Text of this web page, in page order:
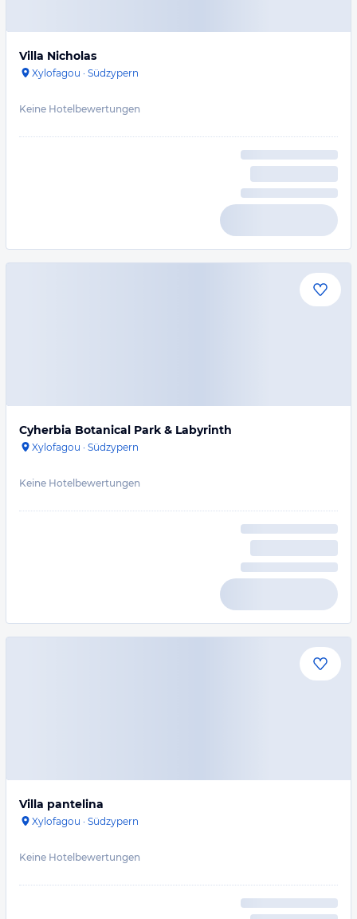
Villa Nicholas
Xylofagou · Südzypern
Keine Hotelbewertungen
Cyherbia Botanical Park & Labyrinth
Xylofagou · Südzypern
Keine Hotelbewertungen
Villa pantelina
Xylofagou · Südzypern
Keine Hotelbewertungen